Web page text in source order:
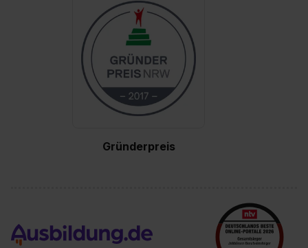
Gründerpreis